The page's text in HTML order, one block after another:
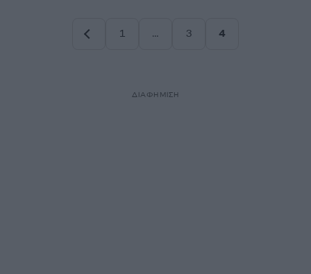
1
…
3
4
ΔΙΑΦΗΜΙΣΗ